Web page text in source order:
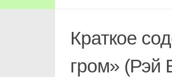
Краткое
гром» (Рэй